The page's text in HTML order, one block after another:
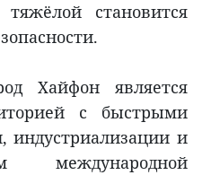
становится
Хайфон является
с быстрыми
индустриализации и
международной